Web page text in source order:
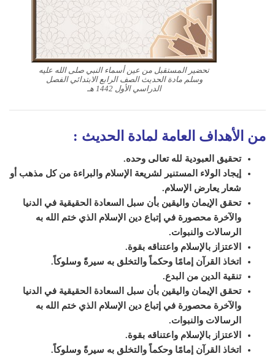
تحضير المستقبل من عين أسماء النبي صلى الله عليه
وسلم مادة الحديث الصف الرابع الابتدائي الفصل
الدراسي الأول 1442 هـ
من الأهداف العامة لمادة الحديث :
تحقيق العبودية لله تعالى وحده.
إيجاد الولاء المستنير لشريعة الإسلام والبراءة من كل مذهب أو
شعار يعارض الإسلام.
تحقق الإيمان واليقين بأن سبل السعادة الحقيقية في الدنيا
والآخرة محصورة في إتباع دين الإسلام الذي ختم الله به
الرسالات والنبوات.
الاعتزاز بالإسلام واعتناقه بقوة.
اتخاذ القرآن إمامًا وحكماً والتخلق به سيرةً وسلوكاً.
تنقية الدين من البدع.
تحقق الإيمان واليقين بأن سبل السعادة الحقيقية في الدنيا
والآخرة محصورة في إتباع دين الإسلام الذي ختم الله به
الرسالات والنبوات.
الاعتزاز بالإسلام واعتناقه بقوة.
اتخاذ القرآن إمامًا وحكماً والتخلق به سيرةً وسلوكاً.